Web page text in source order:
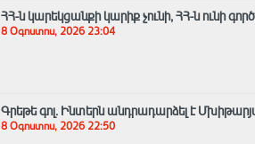
ՀՀ-ն կարեկցանքի կարիք չունի, ՀՀ-ն ունի
8 Օգոստոս, 2026 23:04
Գրեթե գոլ. Ինտերն անդրադարձել է
8 Օգոստոս, 2026 22:50